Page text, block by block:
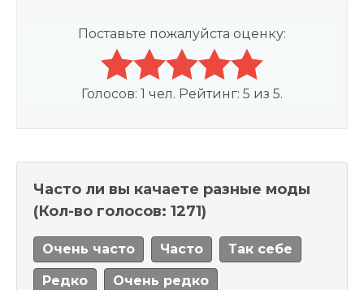
Поставьте пожалуйста оценку:
Голосов: 1 чел. Рейтинг: 5 из 5.
Часто ли вы качаете разные моды
(Кол-во голосов: 1271)
Очень часто Часто Так себе
Редко Очень редко